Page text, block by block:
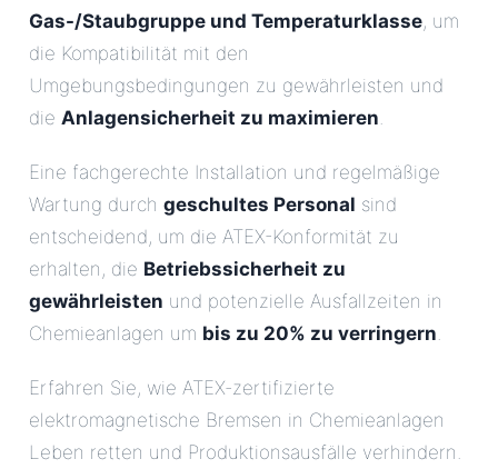
Gas-/Staubgruppe und Temperaturklasse, um
die Kompatibilität mit den
Umgebungsbedingungen zu gewährleisten und
die Anlagensicherheit zu maximieren.
Eine fachgerechte Installation und regelmäßige
Wartung durch geschultes Personal sind
entscheidend, um die ATEX-Konformität zu
erhalten, die Betriebssicherheit zu
gewährleisten und potenzielle Ausfallzeiten in
Chemieanlagen um bis zu 20% zu verringern.
Erfahren Sie, wie ATEX-zertifizierte
elektromagnetische Bremsen in Chemieanlagen
Leben retten und Produktionsausfälle verhindern.